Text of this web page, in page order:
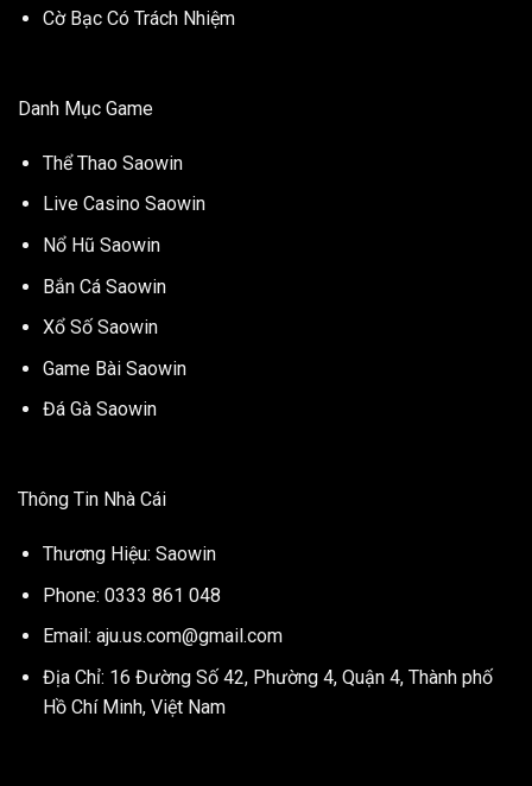
Cờ Bạc Có Trách Nhiệm
Danh Mục Game
Thể Thao Saowin
Live Casino Saowin
Nổ Hũ Saowin
Bắn Cá Saowin
Xổ Số Saowin
Game Bài Saowin
Đá Gà Saowin
Thông Tin Nhà Cái
Thương Hiệu: Saowin
Phone: 0333 861 048
Email: aju.us.com@gmail.com
Địa Chỉ: 16 Đường Số 42, Phường 4, Quận 4, Thành phố
Hồ Chí Minh, Việt Nam